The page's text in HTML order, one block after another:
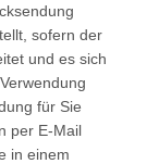
sofern der
und es sich
für Sie
per E-Mail
in einem